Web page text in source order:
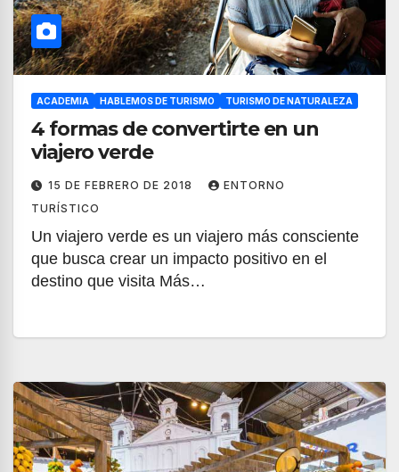
ACADEMIA HABLEMOS DE TURISMO TURISMO DE NATURALEZA
4 formas de convertirte en un
viajero verde
15 DE FEBRERO DE 2018
ENTORNO
TURÍSTICO
Un viajero verde es un viajero más consciente
que busca crear un impacto positivo en el
destino que visita Más…